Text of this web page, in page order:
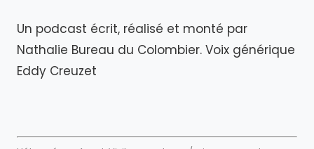
Un podcast écrit, réalisé et monté par
Nathalie Bureau du Colombier. Voix générique
Eddy Creuzet